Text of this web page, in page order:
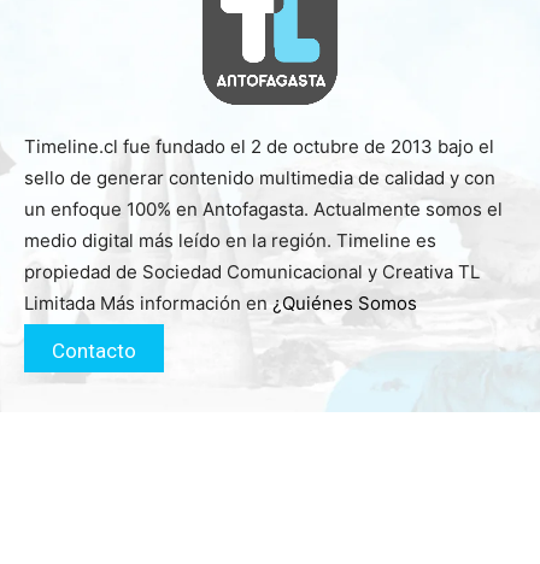
Timeline.cl fue fundado el 2 de octubre de 2013 bajo el
sello de generar contenido multimedia de calidad y con
un enfoque 100% en Antofagasta. Actualmente somos el
medio digital más leído en la región. Timeline es
propiedad de Sociedad Comunicacional y Creativa TL
Limitada Más información en ¿Quiénes Somos
Contacto